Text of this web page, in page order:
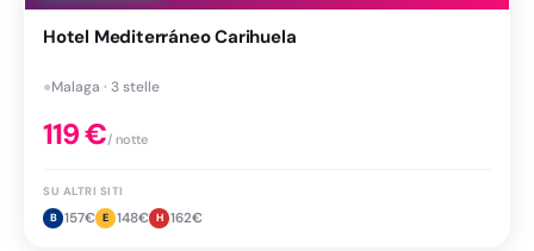
Hotel Mediterráneo Carihuela
●Malaga · 3 stelle
119€/ notte
SU ALTRI SITI
B 157€ E 148€ H 162€